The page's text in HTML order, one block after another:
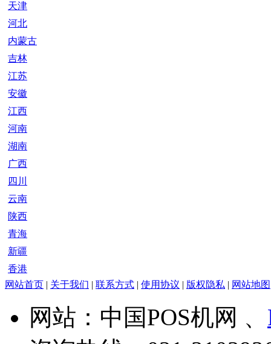
天津
河北
内蒙古
吉林
江苏
安徽
江西
河南
湖南
广西
四川
云南
陕西
青海
新疆
香港
网站首页
关于我们 联系方式 使用协议 版权隐私 网站地图
网站：中国POS机网 、